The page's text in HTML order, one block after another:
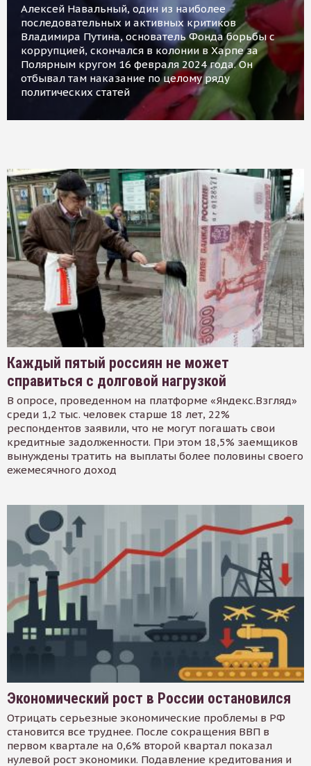
Алексей Навальный, один из наиболее
последовательных и активных критиков
Владимира Путина, основатель Фонда борьбы с
коррупцией, скончался в колонии в Харпе за
Полярным кругом 16 февраля 2024 года. Он
отбывал там наказание по целому ряду
политических статей
Каждый пятый россиян не может
справиться с долговой нагрузкой
В опросе, проведенном на платформе «Яндекс.Взгляд»
среди 1,2 тыс. человек старше 18 лет, 22%
респондентов заявили, что не могут погашать свои
кредитные задолженности. При этом 18,5% заемщиков
вынуждены тратить на выплаты более половины своего
ежемесячного доход
Экономический рост в России остановился
Отрицать серьезные экономические проблемы в РФ
становится все труднее. После сокращения ВВП в
первом квартале на 0,6% второй квартал показал
нулевой рост экономики. Подавление кредитования и